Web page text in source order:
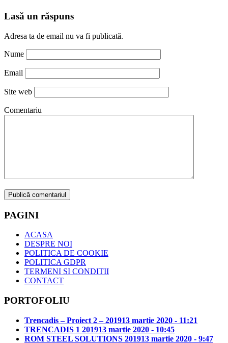
Lasă un răspuns
Adresa ta de email nu va fi publicată.
Nume
Email
Site web
Comentariu
PAGINI
ACASA
DESPRE NOI
POLITICA DE COOKIE
POLITICA GDPR
TERMENI SI CONDITII
CONTACT
PORTOFOLIU
Trencadis – Proiect 2 – 201913 martie 2020 - 11:21
TRENCADIS 1 201913 martie 2020 - 10:45
ROM STEEL SOLUTIONS 201913 martie 2020 - 9:47